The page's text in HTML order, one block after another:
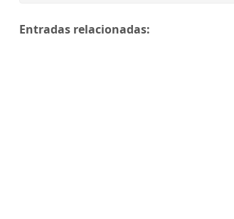
Entradas relacionadas: